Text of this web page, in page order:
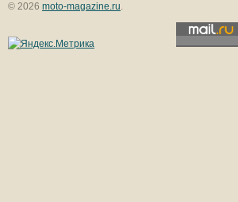
© 2026 moto-magazine.ru.